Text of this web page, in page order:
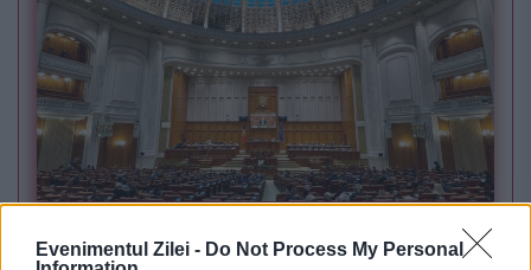
Evenimentul Zilei - Do Not Process My Personal